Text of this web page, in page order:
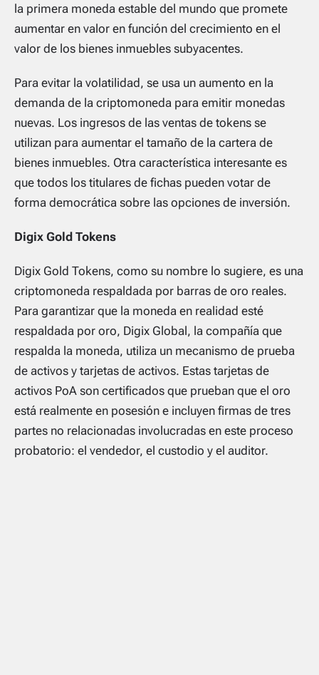
la primera moneda estable del mundo que promete
aumentar en valor en función del crecimiento en el
valor de los bienes inmuebles subyacentes.
Para evitar la volatilidad, se usa un aumento en la
demanda de la criptomoneda para emitir monedas
nuevas. Los ingresos de las ventas de tokens se
utilizan para aumentar el tamaño de la cartera de
bienes inmuebles. Otra característica interesante es
que todos los titulares de fichas pueden votar de
forma democrática sobre las opciones de inversión.
Digix Gold Tokens
Digix Gold Tokens, como su nombre lo sugiere, es una
criptomoneda respaldada por barras de oro reales.
Para garantizar que la moneda en realidad esté
respaldada por oro, Digix Global, la compañía que
respalda la moneda, utiliza un mecanismo de prueba
de activos y tarjetas de activos. Estas tarjetas de
activos PoA son certificados que prueban que el oro
está realmente en posesión e incluyen firmas de tres
partes no relacionadas involucradas en este proceso
probatorio: el vendedor, el custodio y el auditor.